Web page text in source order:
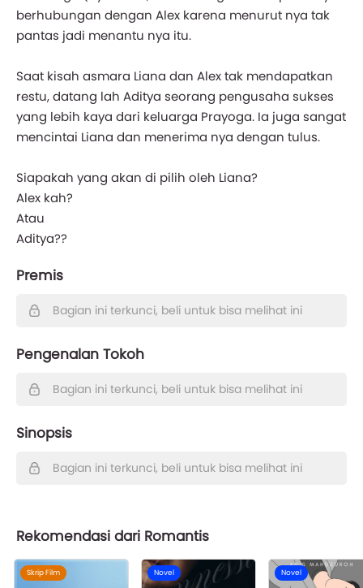
berhubungan dengan Alex karena menurut nya tak
pantas jadi menantu nya itu.
Saat kisah asmara Liana dan Alex tak mendapatkan
restu, datang lah Aditya seorang pengusaha sukses
yang lebih kaya dari keluarga Prayoga. Ia juga sangat
mencintai Liana dan menerima nya dengan tulus.
Siapakah yang akan di pilih oleh Liana?
Alex kah?
Atau
Aditya??
Premis
Bagian ini terkunci, beli untuk bisa melihat ini
Pengenalan Tokoh
Bagian ini terkunci, beli untuk bisa melihat ini
Sinopsis
Bagian ini terkunci, beli untuk bisa melihat ini
Rekomendasi dari Romantis
Skrip Film Novel Novel